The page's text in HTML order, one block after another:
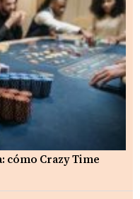
cómo Crazy Time